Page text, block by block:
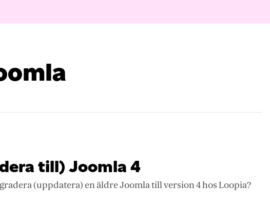
till) Joomla 4
(uppdatera) en äldre Joomla till version 4 hos Loopia?